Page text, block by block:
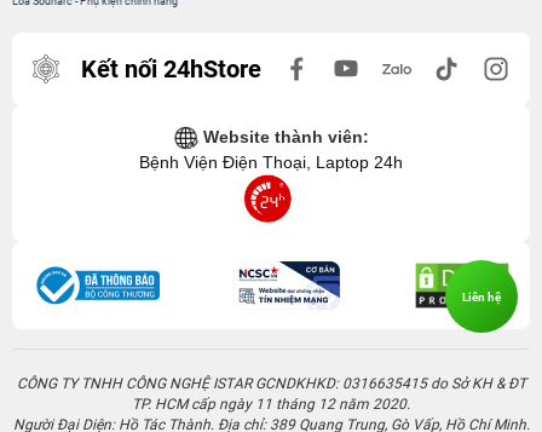
Kết nối 24hStore
Website thành viên:
Bệnh Viện Điện Thoại, Laptop 24h
CÔNG TY TNHH CÔNG NGHỆ ISTAR GCNDKHKD: 0316635415 do Sở KH & ĐT
TP. HCM cấp ngày 11 tháng 12 năm 2020.
Người Đại Diện: Hồ Tác Thành. Địa chỉ: 389 Quang Trung, Gò Vấp, Hồ Chí Minh.
Liên hệ